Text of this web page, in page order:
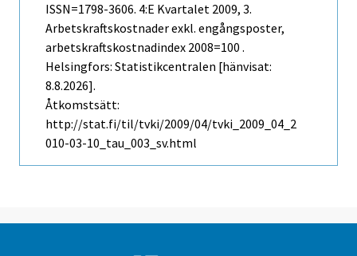
ISSN=1798-3606. 4:e Kvartalet 2009, 3.
Arbetskraftskostnader exkl. engångsposter,
arbetskraftskostnadindex 2008=100 .
Helsingfors: Statistikcentralen [hänvisat:
8.8.2026].
Åtkomstsätt:
http://stat.fi/til/tvki/2009/04/tvki_2009_04_2
010-03-10_tau_003_sv.html